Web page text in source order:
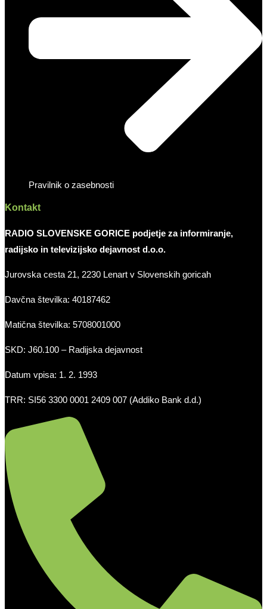
Pravilnik o zasebnosti
Kontakt
RADIO SLOVENSKE GORICE podjetje za informiranje,
radijsko in televizijsko dejavnost d.o.o.
Jurovska cesta 21, 2230 Lenart v Slovenskih goricah
Davčna številka: 40187462
Matična številka: 5708001000
SKD: J60.100 – Radijska dejavnost
Datum vpisa: 1. 2. 1993
TRR: SI56 3300 0001 2409 007 (Addiko Bank d.d.)